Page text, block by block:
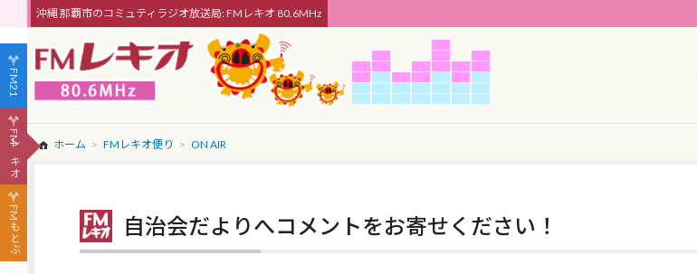
沖縄 那覇市のコミュティラジオ放送局: FMレキオ 80.6MHz
ホーム FMレキオ便り ON AIR
自治会だよりへコメントをお寄せください！
FM21
FMレキオ
FMもとぶ